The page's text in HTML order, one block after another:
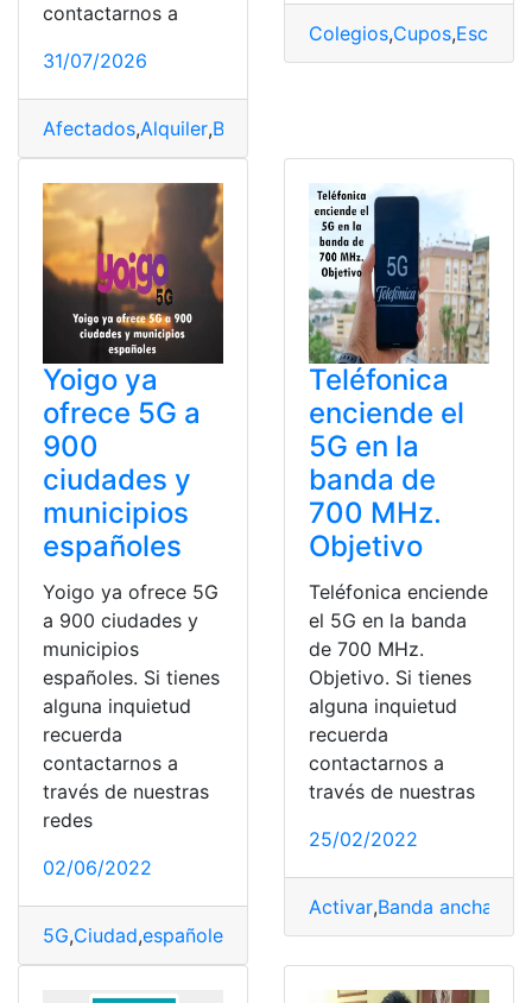
contactarnos a
31/07/2026
Afectados,Alquiler,Barrios
Colegios,Cupos,
Yoigo ya
ofrece 5G a
900
ciudades y
municipios
españoles
Yoigo ya ofrece 5G
a 900 ciudades y
municipios
españoles. Si tienes
alguna inquietud
recuerda
contactarnos a
través de nuestras
redes
02/06/2022
5G,Ciudad,españoles municipios,Yoigo
Teléfonica
enciende el
5G en la
banda de
700 MHz.
Objetivo
Teléfonica enciende
el 5G en la banda
de 700 MHz.
Objetivo. Si tienes
alguna inquietud
recuerda
contactarnos a
través de nuestras
25/02/2022
Activar,Banda ancha